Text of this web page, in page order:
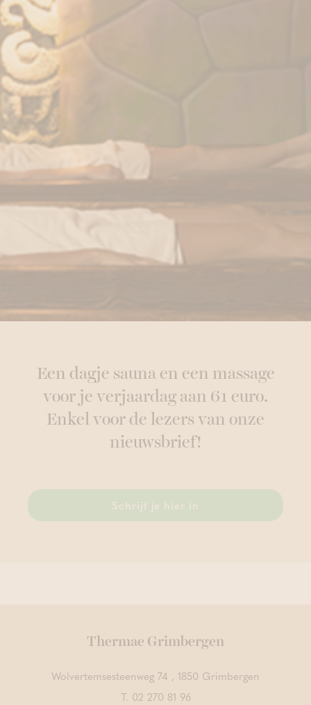
Een dagje sauna en een massage
voor je verjaardag aan 61 euro.
Enkel voor de lezers van onze
nieuwsbrief!
Schrijf je hier in
Thermae Grimbergen
Wolvertemsesteenweg 74 , 1850 Grimbergen
T. 02 270 81 96